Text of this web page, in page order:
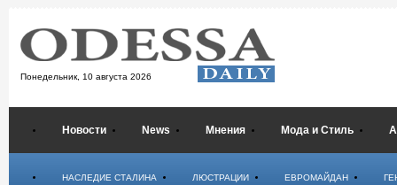
Понедельник, 10 августа 2026
Новости News Мнения Мода и Стиль
НАСЛЕДИЕ СТАЛИНА ЛЮСТРАЦИИ ЕВРОМАЙДАН